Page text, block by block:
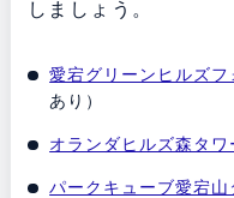
しましょう。
愛宕グリーンヒルズフ
あり）
オランダヒルズ森タワ
パークキューブ愛宕山